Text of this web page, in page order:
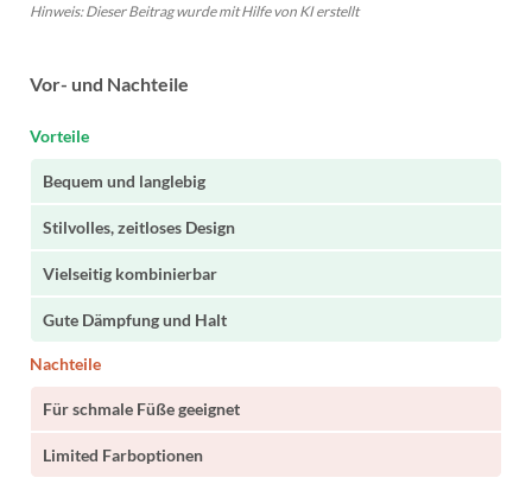
Hinweis: Dieser Beitrag wurde mit Hilfe von KI erstellt
Vor- und Nachteile
Vorteile
Bequem und langlebig
Stilvolles, zeitloses Design
Vielseitig kombinierbar
Gute Dämpfung und Halt
Nachteile
Für schmale Füße geeignet
Limited Farboptionen